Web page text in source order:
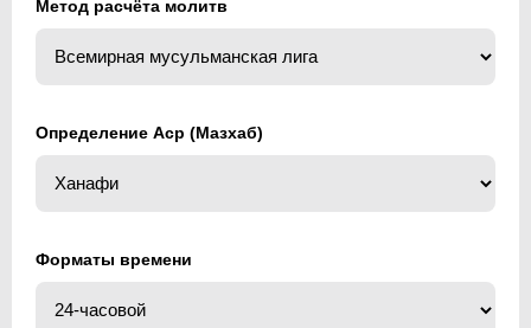
Метод расчёта молитв
Определение Аср (Мазхаб)
Форматы времени